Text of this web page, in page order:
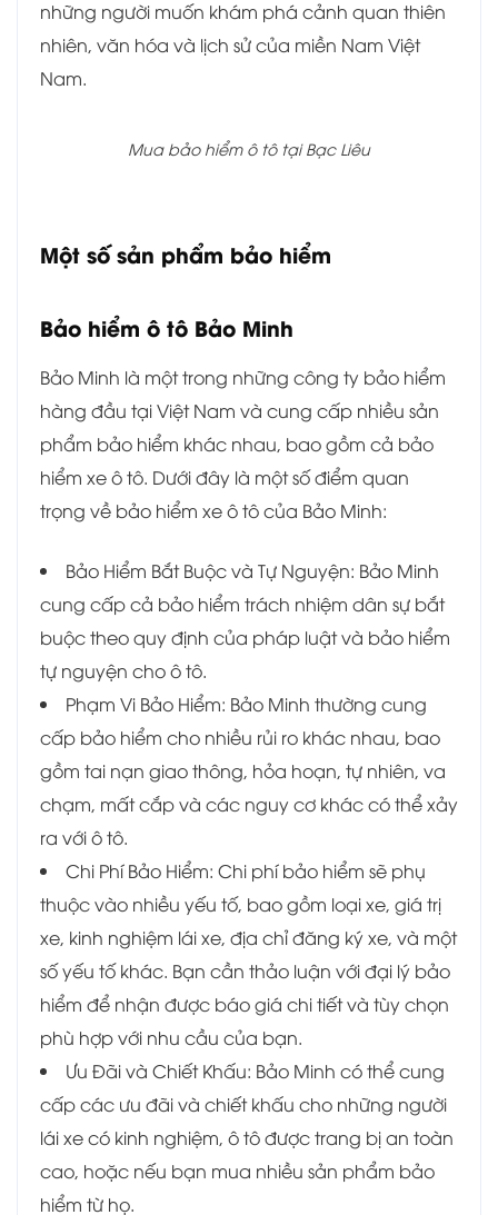
những người muốn khám phá cảnh quan thiên
nhiên, văn hóa và lịch sử của miền Nam Việt
Nam.
Mua bảo hiểm ô tô tại Bạc Liêu
Một số sản phẩm bảo hiểm
Bảo hiểm ô tô Bảo Minh
Bảo Minh là một trong những công ty bảo hiểm
hàng đầu tại Việt Nam và cung cấp nhiều sản
phẩm bảo hiểm khác nhau, bao gồm cả bảo
hiểm xe ô tô. Dưới đây là một số điểm quan
trọng về bảo hiểm xe ô tô của Bảo Minh:
Bảo Hiểm Bắt Buộc và Tự Nguyện: Bảo Minh
cung cấp cả bảo hiểm trách nhiệm dân sự bắt
buộc theo quy định của pháp luật và bảo hiểm
tự nguyện cho ô tô.
Phạm Vi Bảo Hiểm: Bảo Minh thường cung
cấp bảo hiểm cho nhiều rủi ro khác nhau, bao
gồm tai nạn giao thông, hỏa hoạn, tự nhiên, va
chạm, mất cắp và các nguy cơ khác có thể xảy
ra với ô tô.
Chi Phí Bảo Hiểm: Chi phí bảo hiểm sẽ phụ
thuộc vào nhiều yếu tố, bao gồm loại xe, giá trị
xe, kinh nghiệm lái xe, địa chỉ đăng ký xe, và một
số yếu tố khác. Bạn cần thảo luận với đại lý bảo
hiểm để nhận được báo giá chi tiết và tùy chọn
phù hợp với nhu cầu của bạn.
Ưu Đãi và Chiết Khấu: Bảo Minh có thể cung
cấp các ưu đãi và chiết khấu cho những người
lái xe có kinh nghiệm, ô tô được trang bị an toàn
cao, hoặc nếu bạn mua nhiều sản phẩm bảo
hiểm từ họ.